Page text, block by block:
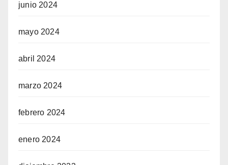
junio 2024
mayo 2024
abril 2024
marzo 2024
febrero 2024
enero 2024